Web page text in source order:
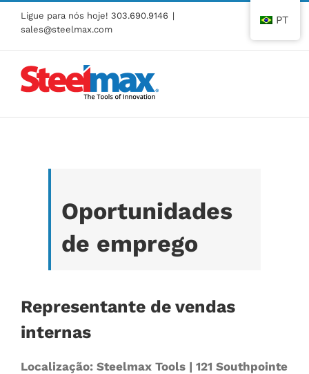
Pular
para
o
conteúdo
Ligue para nós hoje! 303.690.9146 |
sales@steelmax.com
Oportunidades
de emprego
Representante de vendas
internas
Localização: Steelmax Tools | 121 Southpointe
PT